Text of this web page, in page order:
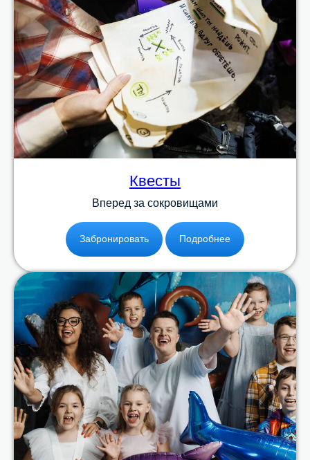
Квесты
Вперед за сокровищами
Забронировать Подробнее